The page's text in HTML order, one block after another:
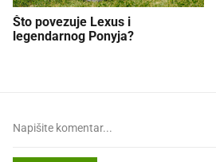
Što povezuje Lexus i
legendarnog Ponyja?